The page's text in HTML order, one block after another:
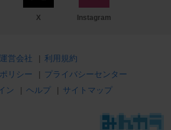
X Instagram
運営会社 | 利用規約
リシー
| プライバシーセンター
ン
| ヘルプ | サイトマップ